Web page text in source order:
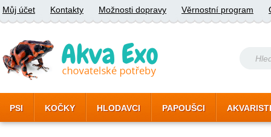
Můj účet Kontakty Možnosti dopravy Věrnostní program
PSI KOČKY HLODAVCI PAPOUŠCI